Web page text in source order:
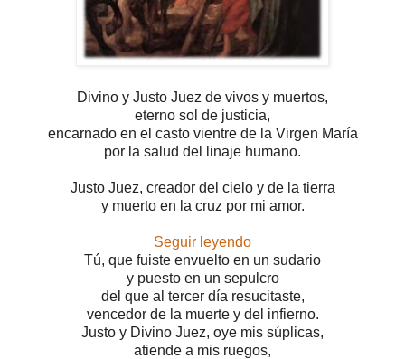
Divino y Justo Juez de vivos y muertos,
eterno sol de justicia,
encarnado en el casto vientre de la Virgen María
por la salud del linaje humano.
Justo Juez, creador del cielo y de la tierra
y muerto en la cruz por mi amor.
Seguir leyendo
Tú, que fuiste envuelto en un sudario
y puesto en un sepulcro
del que al tercer día resucitaste,
vencedor de la muerte y del infierno.
Justo y Divino Juez, oye mis súplicas,
atiende a mis ruegos,